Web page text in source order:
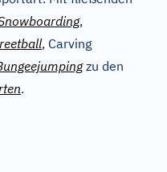
,
, Carving
zu den
.